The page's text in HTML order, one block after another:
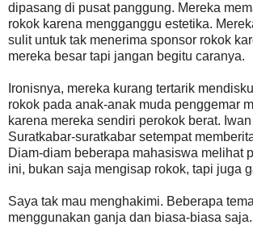
dipasang di pusat panggung. Mereka
rokok karena mengganggu estetika.
sulit untuk tak menerima sponsor rokok
mereka besar tapi jangan begitu caranya.
Ironisnya, mereka kurang tertarik
rokok pada anak-anak muda penggemar
karena mereka sendiri perokok berat.
Suratkabar-suratkabar setempat
Diam-diam beberapa mahasiswa melihat
ini, bukan saja mengisap rokok, tapi juga
Saya tak mau menghakimi. Beberapa
menggunakan ganja dan biasa-biasa